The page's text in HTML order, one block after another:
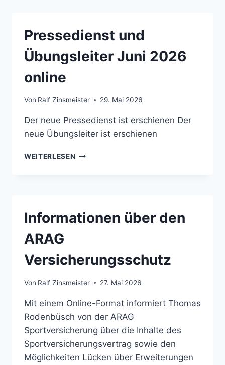
Pressedienst und
Übungsleiter Juni 2026
online
Von Ralf Zinsmeister 29. Mai 2026
Der neue Pressedienst ist erschienen Der
neue Übungsleiter ist erschienen
WEITERLESEN PRESSEDIENST
Informationen über den
ARAG
Versicherungsschutz
Von Ralf Zinsmeister 27. Mai 2026
Mit einem Online-Format informiert Thomas
Rodenbüsch von der ARAG
Sportversicherung über die Inhalte des
Sportversicherungsvertrag sowie den
Möglichkeiten Lücken über Erweiterungen